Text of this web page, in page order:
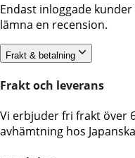
Endast inloggade
lämna en recension.
Frakt & betalning
Frakt och leverans
Vi erbjuder fri frakt över
avhämtning hos